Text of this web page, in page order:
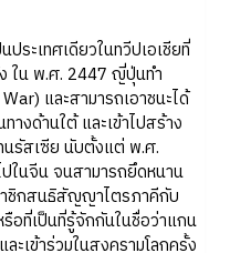
ระเทศเดียวในทวีปเอเชียที่
ใน พ.ศ. 2447 ญี่ปุ่นทำ
และสามารถเอาชนะได้
งด้านใต้ และเข้าไปสร้าง
นรัสเซีย นับตั้งแต่ พ.ศ.
ในจีน จนสามารถยึดหนาน
าชิกสนธิสัญญาไตรภาคีกับ
อที่เป็นที่รู้จักกันในชื่อว่าแกน
เข้าร่วมในสงครามโลกครั้ง